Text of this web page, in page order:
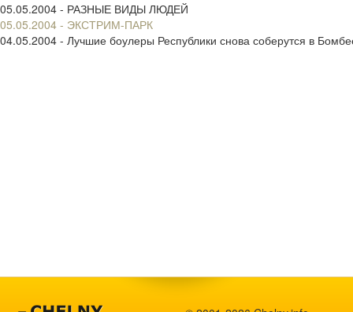
05.05.2004 - РАЗНЫЕ ВИДЫ ЛЮДЕЙ
05.05.2004 - ЭКСТРИМ-ПАРК
04.05.2004 - Лучшие боулеры Республики снова соберутся в